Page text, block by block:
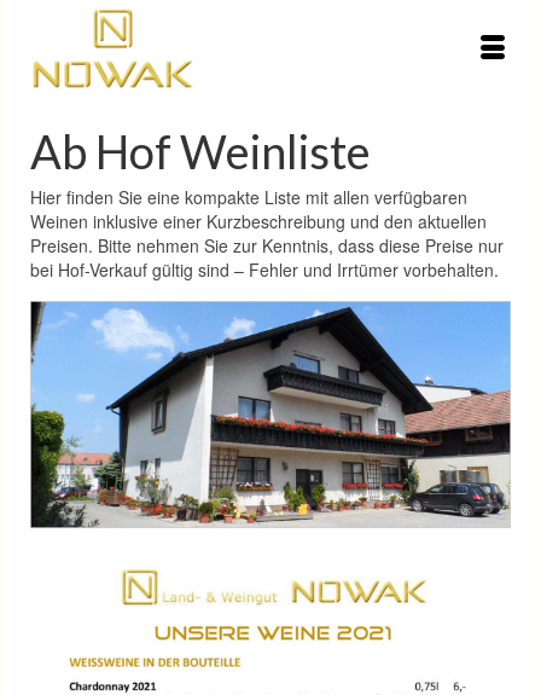
Ab Hof Weinliste
Hier finden Sie eine kompakte Liste mit allen verfügbaren
Weinen inklusive einer Kurzbeschreibung und den aktuellen
Preisen. Bitte nehmen Sie zur Kenntnis, dass diese Preise nur
bei Hof-Verkauf gültig sind – Fehler und Irrtümer vorbehalten.